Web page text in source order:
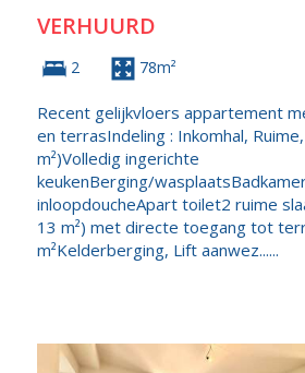
VERHUURD
2 78m²
Recent gelijkvloers appartement
en terrasIndeling : Inkomhal,
m²)Volledig ingerichte
keukenBerging/
inloopdoucheApart toilet2 ruime
13 m²) met directe toegang tot
m²Kelderberging, Lift aanwez......